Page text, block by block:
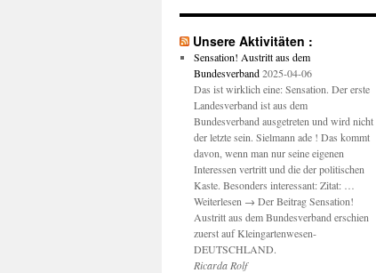
Unsere Aktivitäten :
Sensation! Austritt aus dem
Bundesverband 2025-04-06
Das ist wirklich eine: Sensation. Der erste
Landesverband ist aus dem
Bundesverband ausgetreten und wird nicht
der letzte sein. Sielmann ade ! Das kommt
davon, wenn man nur seine eigenen
Interessen vertritt und die der politischen
Kaste. Besonders interessant: Zitat: …
Weiterlesen → Der Beitrag Sensation!
Austritt aus dem Bundesverband erschien
zuerst auf Kleingartenwesen-
DEUTSCHLAND.
Ricarda Rolf